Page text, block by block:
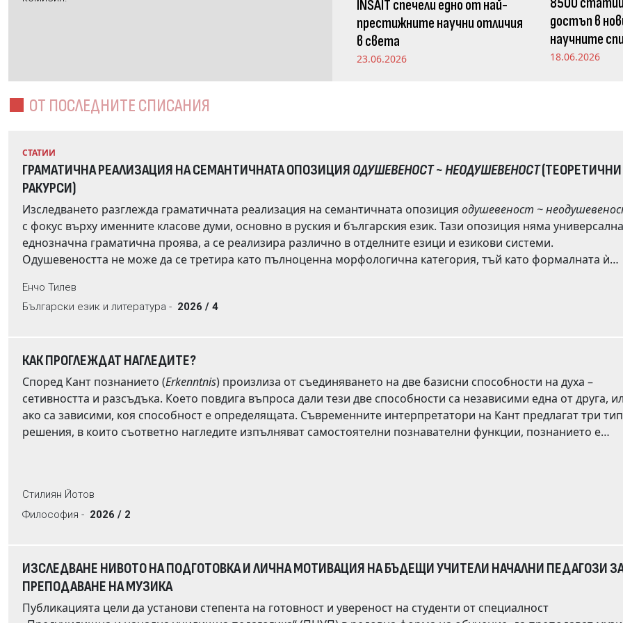
INSAIT спечели едно от най-
престижните научни отличия
в света
23.06.2026
достъп в
научните
Издателство
18.06.2026
ОТ ПОСЛЕДНИТЕ СПИСАНИЯ
СТАТИИ
ГРАМАТИЧНА РЕАЛИЗАЦИЯ НА СЕМАНТИЧНАТА ОПОЗИЦИЯОДУШЕВЕНОСТ ~ НЕОДУШЕВЕНОСТ(ТЕОРЕТИЧНИ
РАКУРСИ)
Изследването разглежда граматичната реализация на семантичната опозиция одушевеност ~
с фокус върху именните класове думи, основно в руския и българския език. Тази опозиция няма универсална и
еднозначна граматична проява, а се реализира различно в отделните езици и езикови системи.
Одушевеността не може да се третира като пълноценна морфологична категория, тъй като формалната ѝ
взаимодействието на опозицията с категориите род и падеж, с класовете на прилагателните и числителните,
като се показва, че най-ясно тя се проявява в падежната система, особено във винителния падеж в руски.
Енчо Тилев
Български език и литература - 2026 / 4
КАК ПРОГЛЕЖДАТ НАГЛЕДИТЕ?
Според Кант познанието (Erkenntnis) произлиза от съединяването на две базисни способности на духа –
сетивността и разсъдъка. Което повдига въпроса дали тези две способности са независими една от друга, или
ако са зависими, коя способност е определящата. Съвременните интерпретатори на Кант предлагат три типа
решения, в които съответно нагледите изпълняват самостоятелни познавателни функции, познанието е
познанието при децата и животните, вторият – възприятието. Съвременни постижения в когнитивистиката
Стилиян Йотов
Философия - 2026 / 2
ИЗСЛЕДВАНЕ НИВОТО НА ПОДГОТОВКА И ЛИЧНА МОТИВАЦИЯ НА БЪДЕЩИ УЧИТЕЛИ НАЧАЛНИ ПЕДАГОЗИ
ПРЕПОДАВАНЕ НА МУЗИКА
Публикацията цели да установи степента на готовност и увереност на студенти от специалност